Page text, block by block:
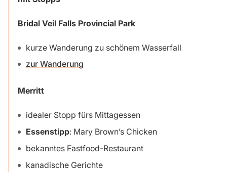
Bridal Veil Falls Provincial Park
kurze Wanderung zu schönem Wasserfall
zur Wanderung
Merritt
idealer Stopp fürs Mittagessen
Essenstipp: Mary Brown’s Chicken
bekanntes Fastfood-Restaurant
kanadische Gerichte